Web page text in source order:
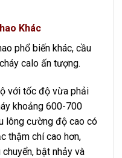
Khác
phổ biến khác, cầu
calo ấn tượng.
với tốc độ vừa phải
khoảng 600-700
lông cường độ cao có
thậm chí cao hơn,
bật nhảy và